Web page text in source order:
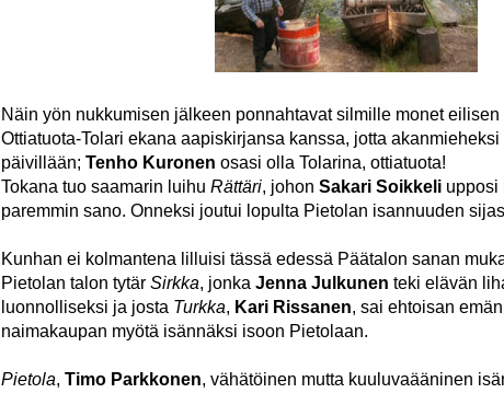
Näin yön nukkumisen jälkeen ponnahtavat silmille monet eilisen
Ottiatuota-Tolari ekana aapiskirjansa kanssa, jotta
päivillään; Tenho Kuronen osasi olla Tolarina, ottiatuota!
Tokana tuo saamarin luihu Rättäri, johon Sakari Soikkeli upposi
paremmin sano. Onneksi joutui lopulta Pietolan isannuuden
Kunhan ei kolmantena lilluisi tässä edessä Päätalon sanan
Pietolan talon tytär Sirkka, jonka Jenna Julkunen teki elävän
luonnolliseksi ja josta Turkka, Kari Rissanen, sai ehtoisan
naimakaupan myötä isännäksi isoon Pietolaan.
Pietola, Timo Parkkonen, vähätöinen mutta kuuluvaääninen